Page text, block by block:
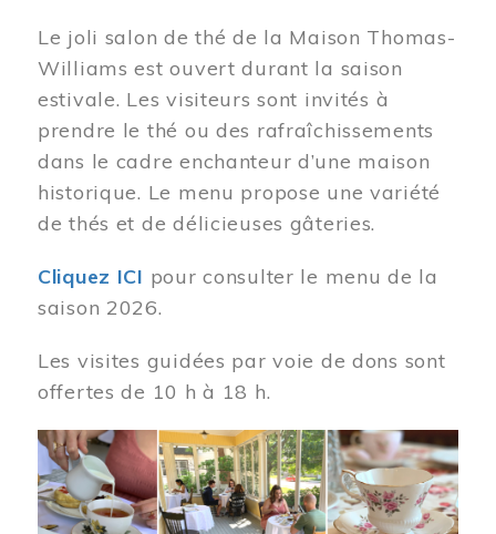
Le joli salon de thé de la Maison Thomas-
Williams est ouvert durant la saison
estivale. Les visiteurs sont invités à
prendre le thé ou des rafraîchissements
dans le cadre enchanteur d’une maison
historique. Le menu propose une variété
de thés et de délicieuses gâteries.
Cliquez ICI pour consulter le menu de la
saison 2026.
Les visites guidées par voie de dons sont
offertes de 10 h à 18 h.
Image